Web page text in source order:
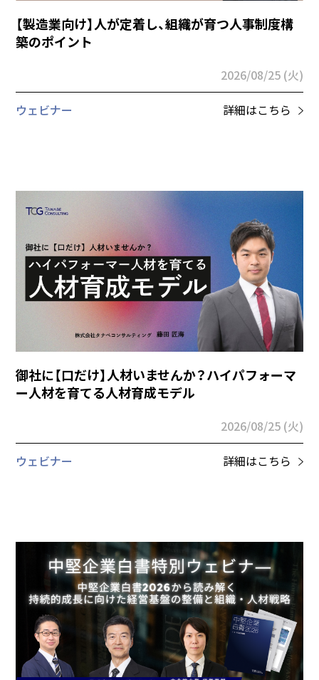
【製造業向け】人が定着し、組織が育つ人事制度構
築のポイント
2026/08/25 (火)
ウェビナー 詳細はこちら
御社に【口だけ】人材いませんか？ハイパフォーマ
ー人材を育てる人材育成モデル
2026/08/25 (火)
ウェビナー 詳細はこちら